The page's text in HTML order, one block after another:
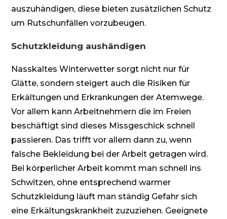
auszuhändigen, diese bieten zusätzlichen Schutz
um Rutschunfällen vorzubeugen.
Schutzkleidung aushändigen
Nasskaltes Winterwetter sorgt nicht nur für
Glätte, sondern steigert auch die Risiken für
Erkältungen und Erkrankungen der Atemwege.
Vor allem kann Arbeitnehmern die im Freien
beschäftigt sind dieses Missgeschick schnell
passieren. Das trifft vor allem dann zu, wenn
falsche Bekleidung bei der Arbeit getragen wird.
Bei körperlicher Arbeit kommt man schnell ins
Schwitzen, ohne entsprechend warmer
Schutzkleidung läuft man ständig Gefahr sich
eine Erkältungskrankheit zuzuziehen. Geeignete